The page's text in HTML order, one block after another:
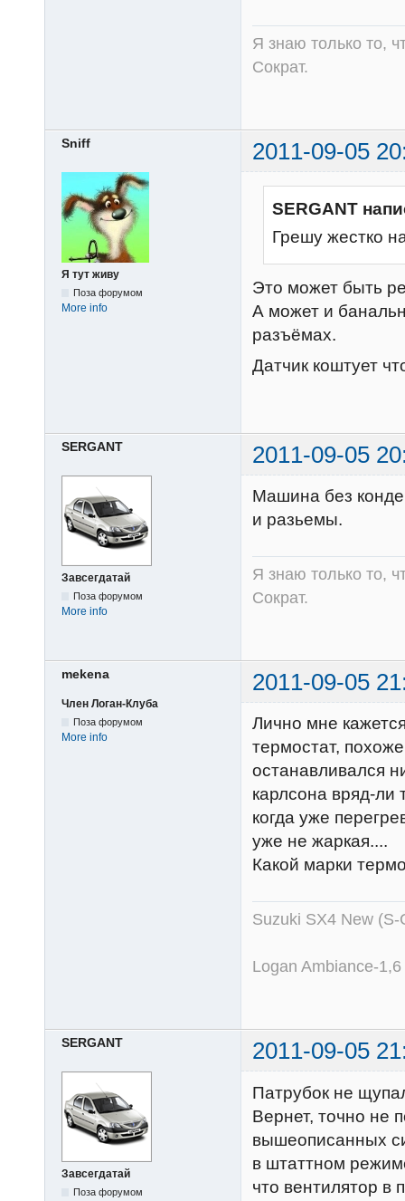
Я знаю только то,
Сократ.
Sniff 2011-09-05
Я тут живу
Поза форумом
More info
SERGANT
Грешу жестко
Это может быть
А может и
разъёмах.
Датчик коштует
SERGANT 2011-09-05
Завсегдатай
Поза форумом
More info
Машина без
и разьемы.
Я знаю только то,
Сократ.
mekena 2011-09-05
Член Логан-Клуба
Поза форумом
More info
Лично мне
термостат,
останавливался
карлсона вряд-ли
когда уже
уже не жаркая....
Какой марки
Suzuki SX4 New (S-
Logan Ambiance-
SERGANT 2011-09-05
Завсегдатай
Поза форумом
Патрубок не
Вернет, точно не
вышеописанных
в штаттном
что вентилятор в